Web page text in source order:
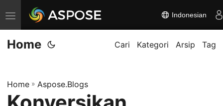
A
l
i
a
n
Indonesian
Home Cari Kategori Arsip Tag
Home » Aspose.Blogs